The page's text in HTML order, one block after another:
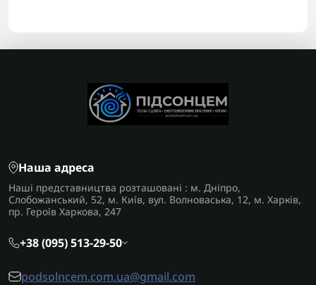
Наша адреса
Наші представництва розташовані : м. Дніпро,
Слобожанський, 52, м. Київ, вул. Волноваська, 12, м. Харків,
пр. Героїв Харкова, 247
+38 (095) 513-29-50
podsolncem.com.ua@gmail.com